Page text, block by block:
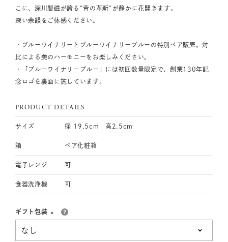
こに、深川製磁が誇る“青の革新”が静かに花開きます。
深い余韻をご体感ください。
・ブルーワイナリーとブルーワイナリーブルーの特別ペア販売。対
比による美のハーモニーをお楽しみください。
・「ブルーワイナリーブルー」には初回数量限定で、創業130年記
念ロゴを裏面に施しています。
PRODUCT DETAILS
サイズ 径 19.5cm 高2.5cm
箱 ペア化粧箱
電子レンジ 可
食器洗浄機 可
ギフト包装